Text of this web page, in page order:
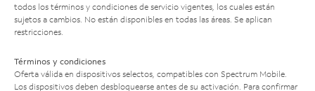
todos los términos y condiciones de servicio vigentes, los cuales están
sujetos a cambios. No están disponibles en todas las áreas. Se aplican
restricciones.
Términos y condiciones
Oferta válida en dispositivos selectos, compatibles con Spectrum Mobile.
Los dispositivos deben desbloquearse antes de su activación. Para confirmar